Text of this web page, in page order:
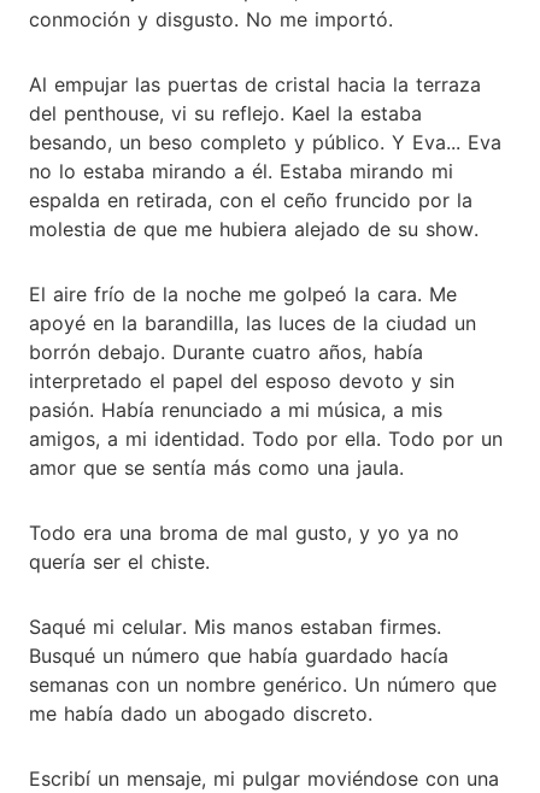
conmoción y disgusto. No me importó.
Al empujar las puertas de cristal hacia la terraza
del penthouse, vi su reflejo. Kael la estaba
besando, un beso completo y público. Y Eva... Eva
no lo estaba mirando a él. Estaba mirando mi
espalda en retirada, con el ceño fruncido por la
molestia de que me hubiera alejado de su show.
El aire frío de la noche me golpeó la cara. Me
apoyé en la barandilla, las luces de la ciudad un
borrón debajo. Durante cuatro años, había
interpretado el papel del esposo devoto y sin
pasión. Había renunciado a mi música, a mis
amigos, a mi identidad. Todo por ella. Todo por un
amor que se sentía más como una jaula.
Todo era una broma de mal gusto, y yo ya no
quería ser el chiste.
Saqué mi celular. Mis manos estaban firmes.
Busqué un número que había guardado hacía
semanas con un nombre genérico. Un número que
me había dado un abogado discreto.
Escribí un mensaje, mi pulgar moviéndose con una